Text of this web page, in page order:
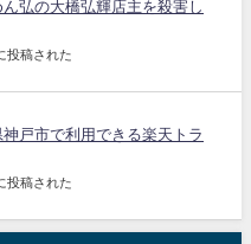
ん弘の大橋弘輝店主を殺害し
投稿された
神戸市で利用できる楽天トラ
投稿された